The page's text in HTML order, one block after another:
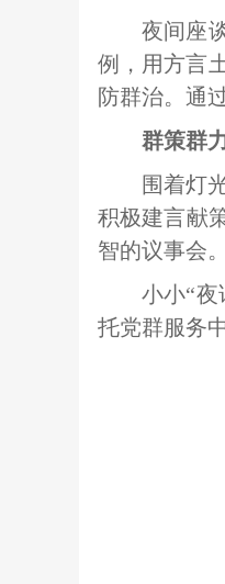
夜间座
例，用方言
防群治。通
群策群
围着灯
积极建言献
智的议事会。
小小“
托党群服务